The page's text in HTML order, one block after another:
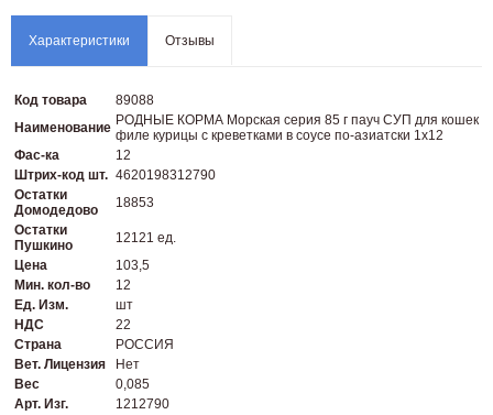
Характеристики Отзывы
Код товара
89088
Наименование РОДНЫЕ КОРМА Морская серия 85 г пауч СУП для кошек
филе курицы с креветками в соусе по-азиатски 1х12
Фас-ка
12
Штрих-код шт. 4620198312790
Остатки
Домодедово
18853
Остатки
Пушкино
12121 ед.
Цена
103,5
Мин. кол-во
12
Ед. Изм.
шт
НДС
22
Страна
РОССИЯ
Вет. Лицензия
Нет
Вес
0,085
Арт. Изг.
1212790